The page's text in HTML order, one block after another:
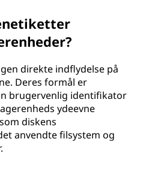
direkte indflydelse på
Deres formål er
brugervenlig identifikator
ydeevne
diskens
anvendte filsystem og